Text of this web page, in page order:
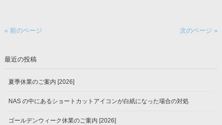
« 前のページ 次のページ »
最近の投稿
夏季休業のご案内 [2026]
NAS の中にあるショートカットアイコンが白紙になった場合の対処
ゴールデンウィーク休業のご案内 [2026]